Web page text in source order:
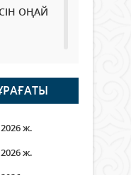
ОҢАЙ
ж.
ж.